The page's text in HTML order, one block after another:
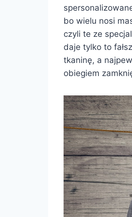
bo wielu nosi
czyli te ze
daje tylko to
tkaninę, a
obiegiem